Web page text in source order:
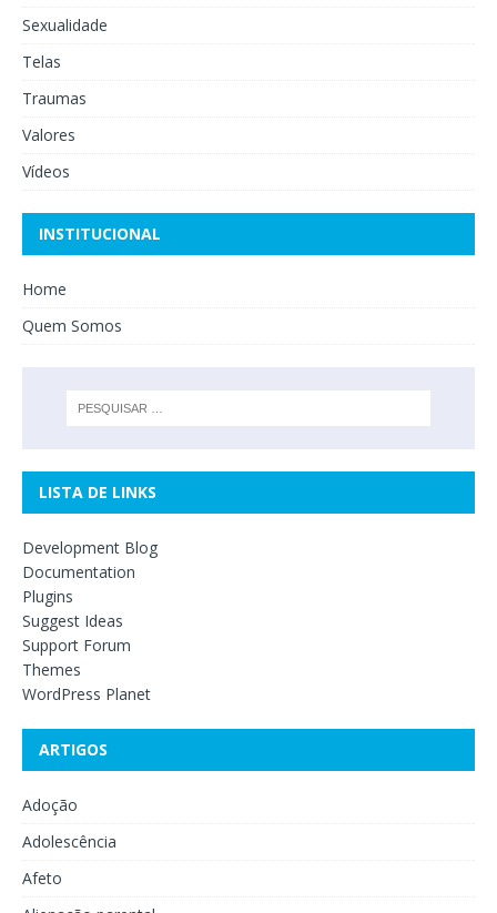
Sexualidade
Telas
Traumas
Valores
Vídeos
INSTITUCIONAL
Home
Quem Somos
LISTA DE LINKS
Development Blog
Documentation
Plugins
Suggest Ideas
Support Forum
Themes
WordPress Planet
ARTIGOS
Adoção
Adolescência
Afeto